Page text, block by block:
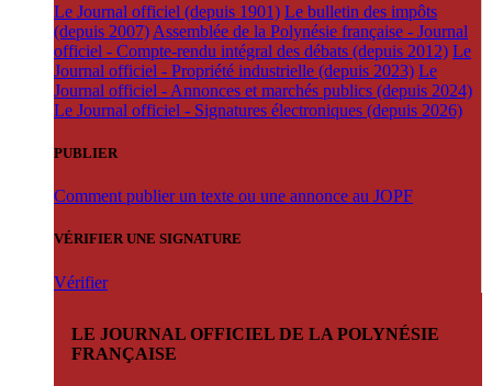
Le Journal officiel (depuis 1901) Le bulletin des impôts
(depuis 2007) Assemblée de la Polynésie française - Journal
officiel - Compte-rendu intégral des débats (depuis 2012) Le
Journal officiel - Propriété industrielle (depuis 2023) Le
Journal officiel - Annonces et marchés publics (depuis 2024)
Le Journal officiel - Signatures électroniques (depuis 2026)
PUBLIER
Comment publier un texte ou une annonce au JOPF
VÉRIFIER UNE SIGNATURE
Vérifier
LE JOURNAL OFFICIEL DE LA POLYNÉSIE
FRANÇAISE